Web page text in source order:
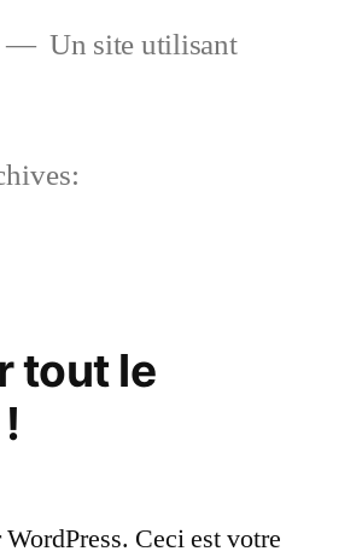
Un site utilisant
tout le
Ceci est votre